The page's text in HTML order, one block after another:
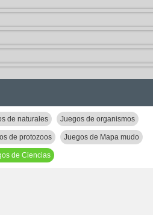
de naturales Juegos de organismos
de protozoos Juegos de Mapa mudo
de Ciencias